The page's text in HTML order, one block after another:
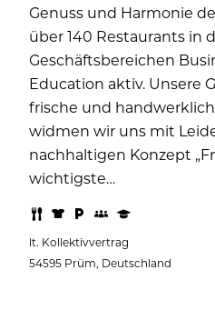
Genuss und Harmonie
über 140 Restaurants in
Geschäftsbereichen
Education aktiv. Unsere
frische und
widmen wir uns mit
nachhaltigen Konzept
wichtigste…
lt. Kollektivvertrag
54595 Prüm, Deutschland